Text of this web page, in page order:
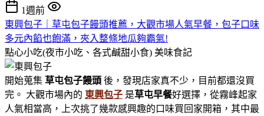
1週前
東興包子｜草屯包子饅頭推薦，大觀市場人氣早餐，包子口味
多元內餡也飽滿，夾入整條地瓜夠霸氣!
點心小吃(夜市小吃、各式鹹甜小食) 美味食記
開始蒐集 草屯包子饅頭 後，發現店家真不少，目前都還沒買
完。 大觀市場內的 東興包子 是草屯早餐好選擇，從霧峰起家
人氣相當高，上次挑了幾款感興趣的口味買回家開箱，其中最